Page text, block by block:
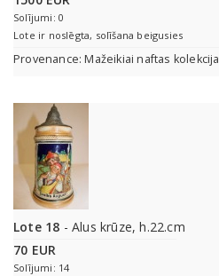
Solījumi: 0
Lote ir noslēgta, solīšana beigusies
Provenance: Mažeikiai naftas kolekcija
Lote 18 - Alus krūze, h.22.cm
70 EUR
Solījumi: 14